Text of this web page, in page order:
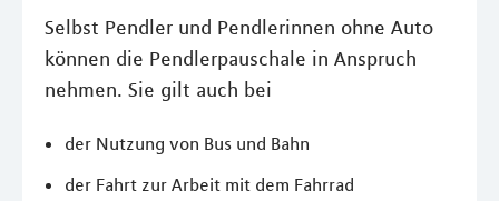
Selbst Pendler und Pendlerinnen ohne Auto
können die Pendlerpauschale in Anspruch
nehmen. Sie gilt auch bei
der Nutzung von Bus und Bahn
der Fahrt zur Arbeit mit dem Fahrrad